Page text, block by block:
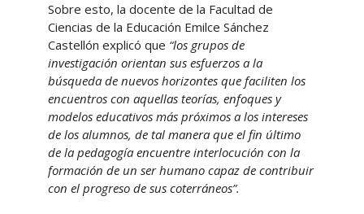
Sobre esto, la docente de la Facultad de
Ciencias de la Educación Emilce Sánchez
Castellón explicó que “los grupos de
investigación orientan sus esfuerzos a la
búsqueda de nuevos horizontes que faciliten los
encuentros con aquellas teorías, enfoques y
modelos educativos más próximos a los intereses
de los alumnos, de tal manera que el fin último
de la pedagogía encuentre interlocución con la
formación de un ser humano capaz de contribuir
con el progreso de sus coterráneos”.